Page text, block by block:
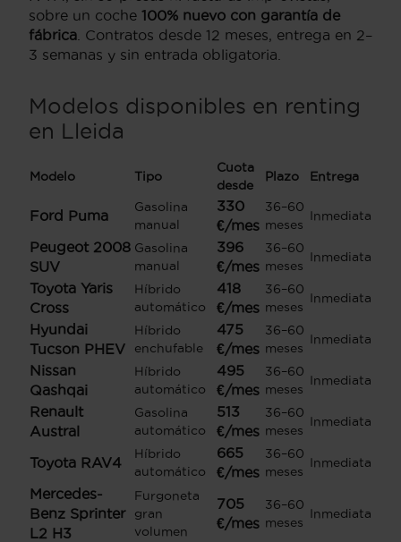
sobre un coche 100% nuevo con garantía de
fábrica . Contratos desde 12 meses, entrega en 2–
3 semanas y sin entrada obligatoria.
Modelos disponibles en renting
en Lleida
Modelo Tipo
Cuota
desde
Plazo Entrega
Ford Puma
Gasolina
manual
330
€/mes
36–60
meses
Inmediata
Peugeot 2008
SUV
Gasolina
manual
396
€/mes
36–60
meses
Inmediata
Toyota Yaris
Cross
Híbrido
automático
418
€/mes
36–60
meses
Inmediata
Hyundai
Tucson PHEV
Híbrido
enchufable
475
€/mes
36–60
meses
Inmediata
Nissan
Qashqai
Híbrido
automático
495
€/mes
36–60
meses
Inmediata
Renault
Austral
Gasolina
automático
513
€/mes
36–60
meses
Inmediata
Toyota RAV4
Híbrido
automático
665
€/mes
36–60
meses
Inmediata
Mercedes-
Benz Sprinter
L2 H3
Furgoneta
gran
volumen
705
€/mes
36–60
meses
Inmediata